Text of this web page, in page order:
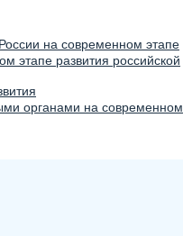
на современном этапе
этапе развития российской
органами на современном